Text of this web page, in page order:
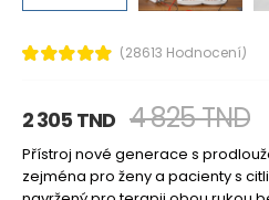
(28613 Hodnocení)
2 305 TND 4 825 TND
Přístroj nové generace s
zejména pro ženy a pacienty s